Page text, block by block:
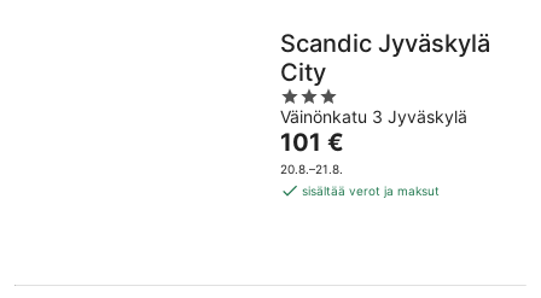
Scandic Jyväskylä
City
3
out
of
5
Väinönkatu 3 Jyväskylä
Hinta
on
101 €
101 €
20.8.–21.8.
sisältää verot ja maksut